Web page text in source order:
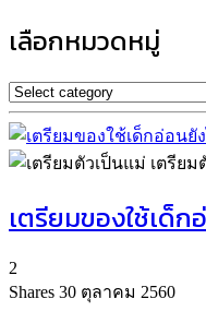
เลือกหมวดหมู่
เตรียม
เตรียมของใช้เด็ก
2
Shares 30 ตุลาคม 2560